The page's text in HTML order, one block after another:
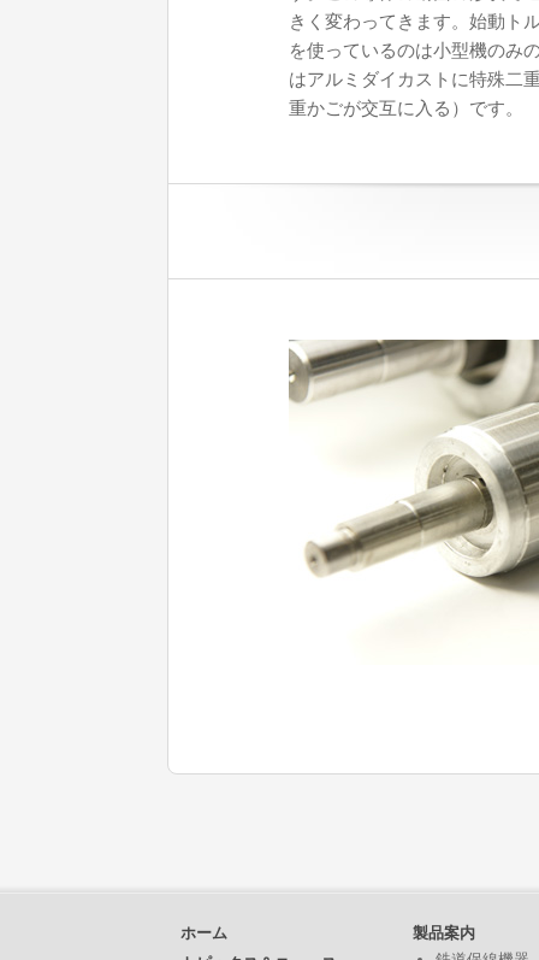
きく変わってきます。始動ト
を使っているのは小型機のみ
はアルミダイカストに特殊二
重かごが交互に入る）です。
ホーム
製品案内